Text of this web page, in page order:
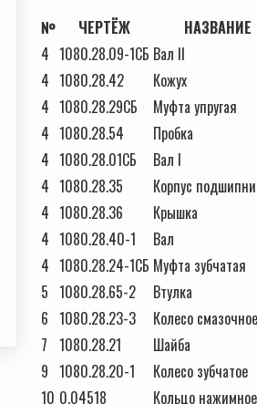
№
ЧЕРТЁЖ НАЗВАНИЕ
4 1080.28.09-1СБ Вал II
4 1080.28.42 Кожух
4 1080.28.29СБ Муфта упругая
4 1080.28.54 Пробка
4 1080.28.01СБ Вал I
4 1080.28.35 Корпус
4 1080.28.36 Крышка
4 1080.28.40-1 Вал
4 1080.28.24-1СБ Муфта зубчатая
5 1080.28.65-2 Втулка
6 1080.28.23-3 Колесо смазочное
7 1080.28.21 Шайба
9 1080.28.20-1 Колесо зубчатое
10 0.04518 Кольцо